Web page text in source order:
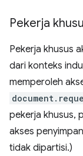
Pekerja
Pekerja khusus
dari konteks
memperoleh
pekerja khusus,
akses
tidak dipartisi.)